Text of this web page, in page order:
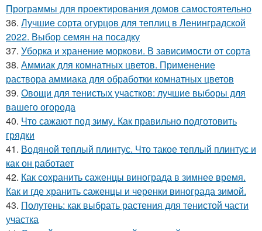
Программы для проектирования домов самостоятельно
36. Лучшие сорта огурцов для теплиц в Ленинградской
2022. Выбор семян на посадку
37. Уборка и хранение моркови. В зависимости от сорта
38. Аммиак для комнатных цветов. Применение
раствора аммиака для обработки комнатных цветов
39. Овощи для тенистых участков: лучшие выборы для
вашего огорода
40. Что сажают под зиму. Как правильно подготовить
грядки
41. Водяной теплый плинтус. Что такое теплый плинтус и
как он работает
42. Как сохранить саженцы винограда в зимнее время.
Как и где хранить саженцы и черенки винограда зимой.
43. Полутень: как выбрать растения для тенистой части
участка